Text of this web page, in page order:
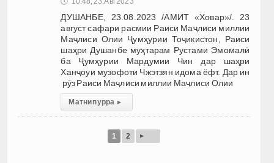
ДУШАНБЕ, 23.08.2023 /АМИТ «Ховар»/. 23
август сафари расмии Раиси Маҷлиси миллии
Маҷлиси Олии Ҷумҳурии Тоҷикистон, Раиси
шаҳри Душанбе муҳтарам Рустами Эмомалӣ
ба Ҷумҳурии Мардумии Чин дар шаҳри
Ханҷоуи музофоти Чжэтзян идома ёфт. Дар ин
рӯз Раиси Маҷлиси миллии Маҷлиси Олии
Матни пурра ▸
1 2 ▸